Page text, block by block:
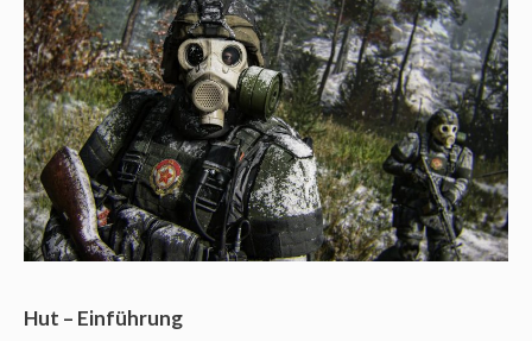
Hut – Einführung